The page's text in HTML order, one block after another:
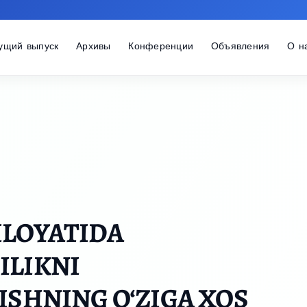
выпуск Архивы Конференции Объявления О
O‘ZIGA XOS